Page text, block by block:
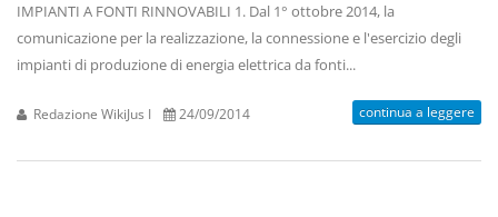
IMPIANTI A FONTI RINNOVABILI 1. Dal 1° ottobre 2014, la
comunicazione per la realizzazione, la connessione e l'esercizio degli
impianti di produzione di energia elettrica da fonti...
Redazione WikiJus I 24/09/2014 continua a leggere